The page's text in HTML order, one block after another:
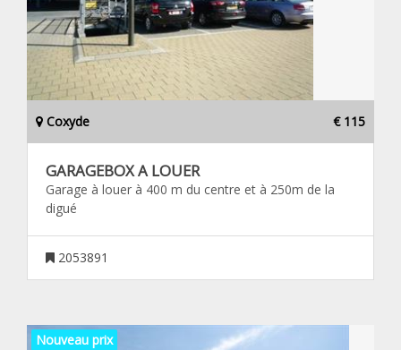
Coxyde € 115
GARAGEBOX A LOUER
Garage à louer à 400 m du centre et à 250m de la
digué
2053891
Nouveau prix